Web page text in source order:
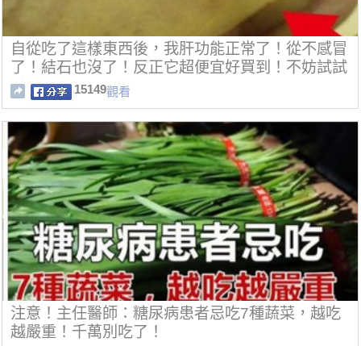
自從吃了這樣東西後，我肝功能正常了！從不感冒
了！結石也沒了！反正它超便宜好買到！不妨試試
看！！
15149觀看
注意！主任醫師：糖尿病患者忌吃7種蔬菜，越吃
越嚴重！千萬別吃了！